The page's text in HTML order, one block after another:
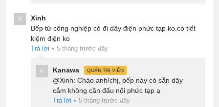
X
Xinh
Bếp từ công nghiệp có đi dây điện phức tạp ko.có tiết
kiệm điện ko
Trả lời • 5 tháng trước đây
K Kanawa QUẢN TRỊ VIÊN
@Xinh: Chào anh/chị, bếp này có sẵn dây
cắm không cần đấu nối phức tạp ạ
Trả lời • 5 tháng trước đây